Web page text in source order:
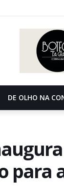
DE OLHO NA
para